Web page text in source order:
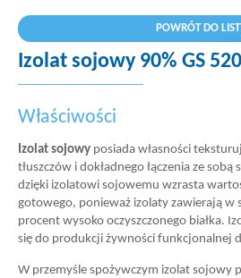
POWRÓT DO
Izolat sojowy 90% GS
Właściwości
Izolat sojowy posiada własności
tłuszczów i dokładnego łączenia ze sobą
dzięki izolatowi sojowemu wzrasta
gotowego, ponieważ izolaty zawierają w
procent wysoko oczyszczonego białka.
się do produkcji żywności funkcjonalnej
W przemyśle spożywczym izolat sojowy